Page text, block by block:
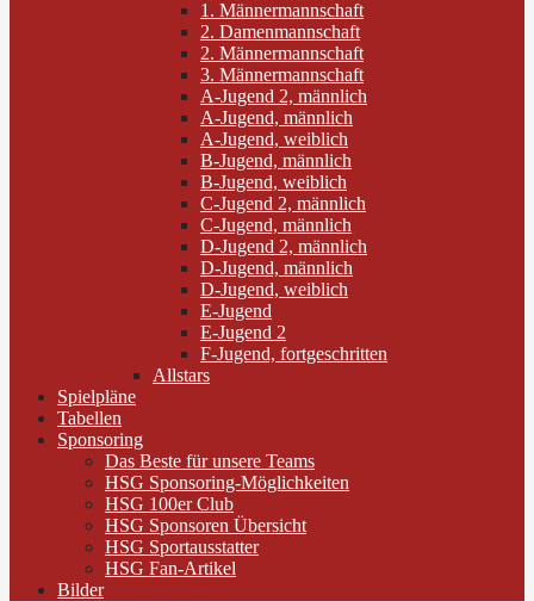
1. Männermannschaft
2. Damenmannschaft
2. Männermannschaft
3. Männermannschaft
A-Jugend 2, männlich
A-Jugend, männlich
A-Jugend, weiblich
B-Jugend, männlich
B-Jugend, weiblich
C-Jugend 2, männlich
C-Jugend, männlich
D-Jugend 2, männlich
D-Jugend, männlich
D-Jugend, weiblich
E-Jugend
E-Jugend 2
F-Jugend, fortgeschritten
Allstars
Spielpläne
Tabellen
Sponsoring
Das Beste für unsere Teams
HSG Sponsoring-Möglichkeiten
HSG 100er Club
HSG Sponsoren Übersicht
HSG Sportausstatter
HSG Fan-Artikel
Bilder